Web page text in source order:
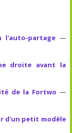
l'auto-partage—
droite avant la
de la Fortwo —
d'un petit modèle